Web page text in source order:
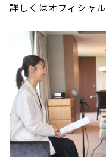
詳しくはオフィシャ